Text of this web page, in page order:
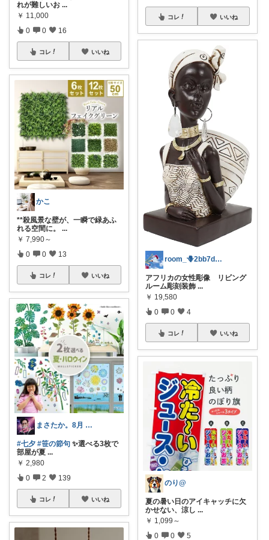
れが難しいお ...
￥ 11,000
0 0 16
コレ いいね
かこ
**殺風景な壁が、一瞬で緑あふ
れる空間に。
...
￥ 7,990～
0 0 13
コレ いいね
まさたか。8月 5日の経由購入感謝🙏
#七夕 #笹の節句 ✨選べる3枚で
部屋が夏 ...
￥ 2,980
0 2 139
コレ いいね
コレ いいね
room_🪻2bb7d8bc05
アフリカの女性彫像 リビング
ルーム彫刻装飾 ...
￥ 19,580
0 0 4
コレ いいね
のり@
夏の暑い日のアイキャッチに欠
かせない、涼し ...
￥ 1,099～
0 0 5